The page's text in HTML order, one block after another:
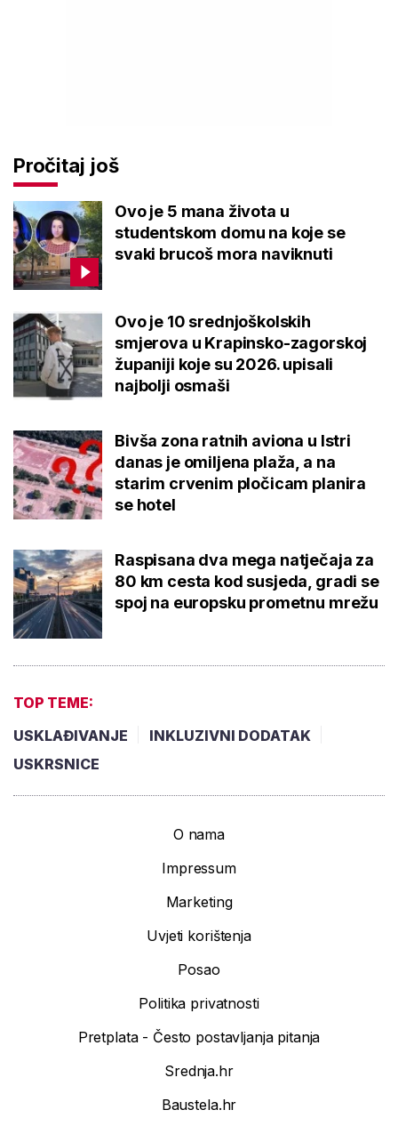
Pročitaj još
Ovo je 5 mana života u
studentskom domu na koje se
svaki brucoš mora naviknuti
Ovo je 10 srednjoškolskih
smjerova u Krapinsko-zagorskoj
županiji koje su 2026. upisali
najbolji osmaši
Bivša zona ratnih aviona u Istri
danas je omiljena plaža, a na
starim crvenim pločicam planira
se hotel
Raspisana dva mega natječaja za
80 km cesta kod susjeda, gradi se
spoj na europsku prometnu mrežu
TOP TEME:
USKLAĐIVANJE
INKLUZIVNI DODATAK
USKRSNICE
O nama
Impressum
Marketing
Uvjeti korištenja
Posao
Politika privatnosti
Pretplata - Često postavljanja pitanja
Srednja.hr
Baustela.hr